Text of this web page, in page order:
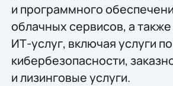
и программного
облачных сервисов, а
ИТ-услуг, включая услуги по
кибербезопасности,
и лизинговые услуги.